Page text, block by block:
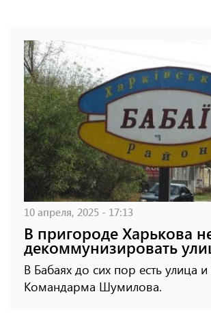
10 апреля, 2025 - 17:13
В пригороде Харькова
декоммунизировать
В Бабаях до сих пор есть улица
Командарма Шумилова.